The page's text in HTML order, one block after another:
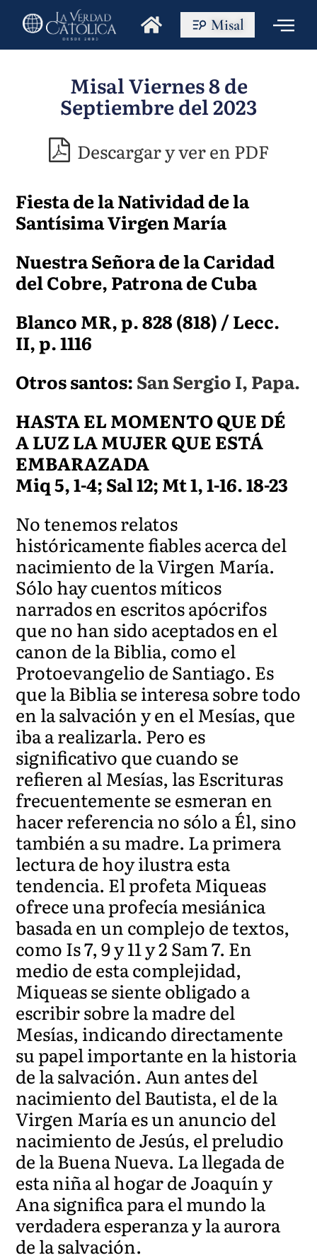
Misal
Misal Viernes 8 de
Septiembre del 2023
Descargar y ver en PDF
Fiesta de la Natividad de la
Santísima Virgen María
Nuestra Señora de la Caridad
del Cobre, Patrona de Cuba
Blanco MR, p. 828 (818) / Lecc.
II, p. 1116
Otros santos:San Sergio I, Papa.
HASTA EL MOMENTO QUE DÉ
A LUZ LA MUJER QUE ESTÁ
EMBARAZADA
Miq 5, 1-4; Sal 12; Mt 1, 1-16. 18-23
No tenemos relatos
históricamente fiables acerca del
nacimiento de la Virgen María.
Sólo hay cuentos míticos
narrados en escritos apócrifos
que no han sido aceptados en el
canon de la Biblia, como el
Protoevangelio de Santiago. Es
que la Biblia se interesa sobre todo
en la salvación y en el Mesías, que
iba a realizarla. Pero es
significativo que cuando se
refieren al Mesías, las Escrituras
frecuentemente se esmeran en
hacer referencia no sólo a Él, sino
también a su madre. La primera
lectura de hoy ilustra esta
tendencia. El profeta Miqueas
ofrece una profecía mesiánica
basada en un complejo de textos,
como Is 7, 9 y 11 y 2 Sam 7. En
medio de esta complejidad,
Miqueas se siente obligado a
escribir sobre la madre del
Mesías, indicando directamente
su papel importante en la historia
de la salvación. Aun antes del
nacimiento del Bautista, el de la
Virgen María es un anuncio del
nacimiento de Jesús, el preludio
de la Buena Nueva. La llegada de
esta niña al hogar de Joaquín y
Ana significa para el mundo la
verdadera esperanza y la aurora
de la salvación.